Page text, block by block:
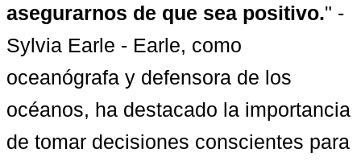
asegurarnos de que sea positivo." -
Sylvia Earle - Earle, como
oceanógrafa y defensora de los
océanos, ha destacado la importancia
de tomar decisiones conscientes para